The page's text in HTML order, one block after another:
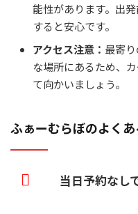
能性があります。出
すると安心です。
アクセス注意： 最寄
な場所にあるため、
て向かいましょう。
ふぁーむらぼのよく
当日予約なし